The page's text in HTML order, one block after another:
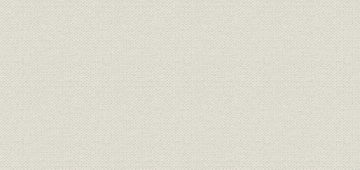
営業;関係会社
明治27年度代理店中銀行内代理
店
明治27年
価格;業界 20年満期養老保険料の各社比較
財務・業績;経営 合資会社時代の業績
明治27年
年度(1900
社章 共済生命保険株式会社社章 [明治33年
役員 第三代社長 安田善助 [明治35年